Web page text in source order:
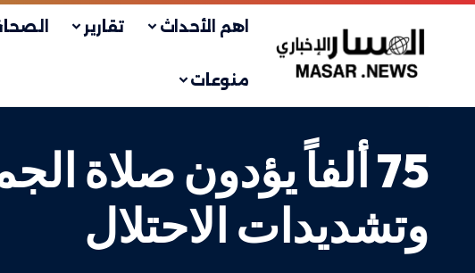
اهم الأحداث تقارير
منوعات
75 ألفاً يؤدون صلاة
وتشديدات الاحتلال